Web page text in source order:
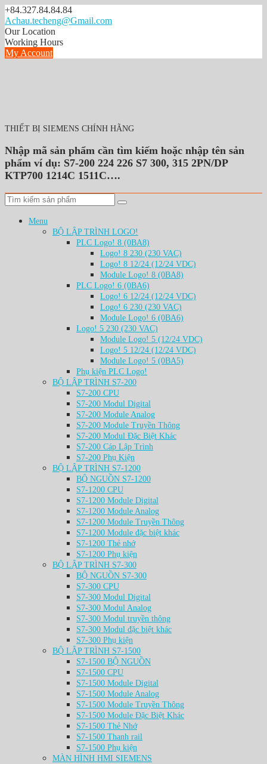
S
k
i
p
t
n
+84.327.84.84.84
Achau.techeng@Gmail.com
Our Location
Working Hours
My Account
THIẾT BỊ SIEMENS CHÍNH HÃNG
Nhập mã sản phẩm cần tìm kiếm hoặc nhập tên sản
phẩm ví dụ: S7-200 224 226 S7 300, 315 2PN/DP
KTP700 1214C 1511C….
Menu
BỘ LẬP TRÌNH LOGO!
PLC Logo! 8 (0BA8)
Logo! 8 230 (230 VAC)
Logo! 8 12/24 (12/24 VDC)
Module Logo! 8 (0BA8)
PLC Logo! 6 (0BA6)
Logo! 6 12/24 (12/24 VDC)
Logo! 6 230 (230 VAC)
Module Logo! 6 (0BA6)
Logo! 5 230 (230 VAC)
Module Logo! 5 (12/24 VDC)
Logo! 5 12/24 (12/24 VDC)
Module Logo! 5 (0BA5)
Phụ kiện PLC Logo!
BỘ LẬP TRÌNH S7-200
S7-200 CPU
S7-200 Modul Digital
S7-200 Module Analog
S7-200 Module Truyền Thông
S7-200 Modul Đặc Biệt Khác
S7-200 Cáp Lập Trình
S7-200 Phụ Kiện
BỘ LẬP TRÌNH S7-1200
BỘ NGUỒN S7-1200
S7-1200 CPU
S7-1200 Module Digital
S7-1200 Module Analog
S7-1200 Module Truyền Thông
S7-1200 Module đặc biệt khác
S7-1200 Thẻ nhớ
S7-1200 Phụ kiện
BỘ LẬP TRÌNH S7-300
BỘ NGUỒN S7-300
S7-300 CPU
S7-300 Modul Digital
S7-300 Modul Analog
S7-300 Modul truyền thông
S7-300 Modul đặc biệt khác
S7-300 Phụ kiện
BỘ LẬP TRÌNH S7-1500
S7-1500 BỘ NGUỒN
S7-1500 CPU
S7-1500 Module Digital
S7-1500 Module Analog
S7-1500 Module Truyền Thông
S7-1500 Module Đặc Biệt Khác
S7-1500 Thẻ Nhớ
S7-1500 Thanh rail
S7-1500 Phụ kiện
MÀN HÌNH HMI SIEMENS